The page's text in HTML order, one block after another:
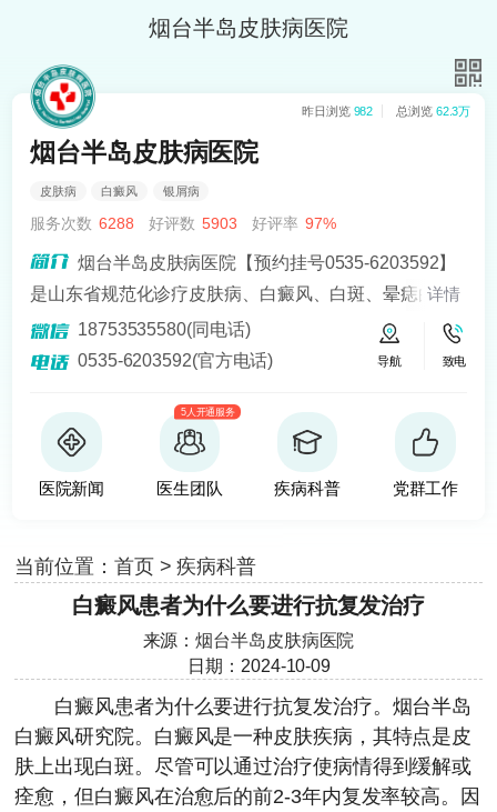
烟台半岛皮肤病医院
昨日浏览 982 总浏览 62.3万
烟台半岛皮肤病医院
皮肤病 白癜风 银屑病
服务次数 6288 好评数 5903 好评率 97%
烟台半岛皮肤病医院【预约挂号0535-6203592】
是山东省规范化诊疗皮肤病、白癜风、白斑、晕痣的医
院。熟悉皮肤病科常见病、多发病、疑难病的诊治，尤
其擅长光化学疗法、窄波紫外线、308准分子激光以及外
移植治疗白癜风，包括自体表皮移植、微小皮片移植、
自体培养黑素细胞移植等。
详情
18753535580(同电话)
0535-6203592(官方电话)
导航 致电
医院新闻
5人开通服务
医生团队 疾病科普 党群工作
当前位置： 首页>疾病科普
白癜风患者为什么要进行抗复发治疗
来源：烟台半岛皮肤病医院
日期：2024-10-09
白癜风患者为什么要进行抗复发治疗。 烟台半岛
白癜风研究院。白癜风是一种皮肤疾病，其特点是皮
肤上出现白斑。尽管可以通过治疗使病情得到缓解或
痊愈，但白癜风在治愈后的前2-3年内复发率较高。因